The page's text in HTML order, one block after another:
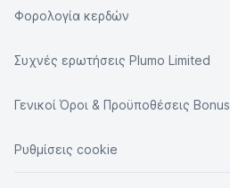
Φορολογία κερδών
Συχνές ερωτήσεις Plumo Limited
Γενικοί Όροι & Προϋποθέσεις Bonus
Ρυθμίσεις cookie